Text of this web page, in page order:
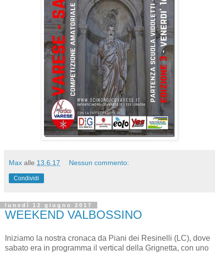
Max alle 13.6.17 Nessun commento:
Condividi
lunedì 12 giugno 2017
WEEKEND VALBOSSINO
Iniziamo la nostra cronaca da Piani dei Resinelli (LC), dove
sabato era in programma il vertical della Grignetta, con uno